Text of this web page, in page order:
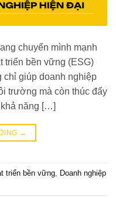
chuyển mình mạnh
triển bền vững (ESG)
giúp doanh nghiệp
trường mà còn thúc đẩy
năng […]
→
triển bền vững Doanh nghiệp